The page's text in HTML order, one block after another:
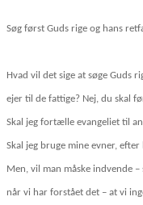
Søg først Guds rige og hans
Hvad vil det sige at søge Guds
ejer til de fattige? Nej, du skal
Skal jeg fortælle evangeliet til
Skal jeg bruge mine evner,
Men, vil man måske indvende
når vi har forstået det – at vi